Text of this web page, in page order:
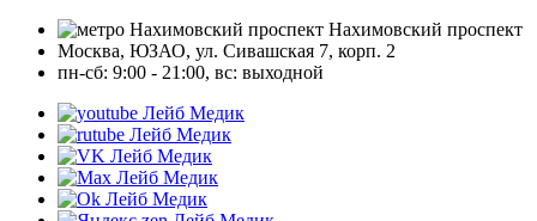
Нахимовский проспект
Москва, ЮЗАО, ул. Сивашская 7, корп. 2
пн-сб: 9:00 - 21:00, вc: выходной